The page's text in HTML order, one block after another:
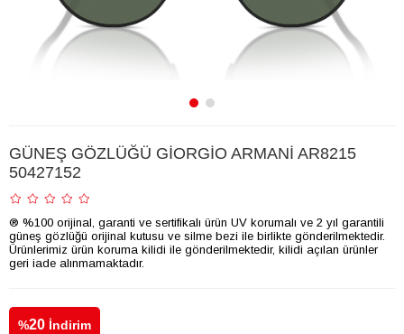
GÜNEŞ GÖZLÜĞÜ GİORGİO ARMANİ AR8215
50427152
® %100 orijinal, garanti ve sertifikalı ürün UV korumalı ve 2 yıl garantili
güneş gözlüğü orijinal kutusu ve silme bezi ile birlikte gönderilmektedir.
Ürünlerimiz ürün koruma kilidi ile gönderilmektedir, kilidi açılan ürünler
geri iade alınmamaktadır.
%20 İndirim